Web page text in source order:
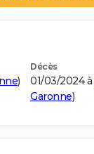
)
Décès
01/03/2024 à
Garonne)